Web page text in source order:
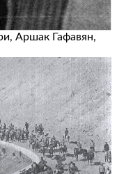
Аршак Гафавян,